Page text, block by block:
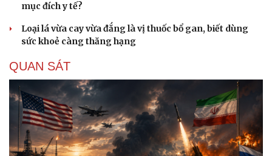
mục đích y tế?
Loại lá vừa cay vừa đắng là vị thuốc bổ gan, biết dùng
sức khoẻ càng thăng hạng
QUAN SÁT